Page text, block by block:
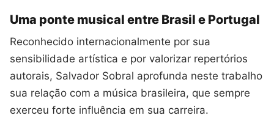
Uma ponte musical entre Brasil e Portugal
Reconhecido internacionalmente por sua
sensibilidade artística e por valorizar repertórios
autorais, Salvador Sobral aprofunda neste trabalho
sua relação com a música brasileira, que sempre
exerceu forte influência em sua carreira.